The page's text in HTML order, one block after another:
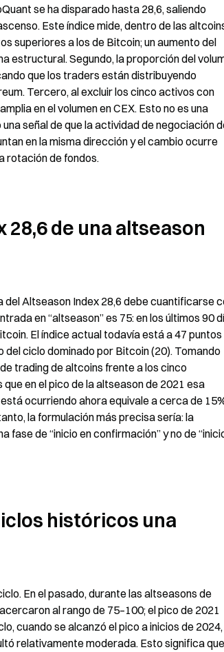
se ha disparado hasta 28,6, saliendo
Este índice mide, dentro de las
superiores a los de Bitcoin; un aumento del
estructural. Segundo, la proporción del
que los traders están distribuyendo
Tercero, al excluir los cinco activos con
en el volumen en CEX. Esto no es una
señal de que la actividad de negociación
en la misma dirección y el cambio ocurre
rotación de fondos.
28,6 de una altseason
del Altseason Index 28,6 debe cuantificarse
en “altseason” es 75: en los últimos 90
El índice actual todavía está a 47
ciclo dominado por Bitcoin (20). Tomando
trading de altcoins frente a los cinco
en el pico de la altseason de 2021 esa
ocurriendo ahora equivale a cerca de
la formulación más precisa sería: la
de “inicio en confirmación” y no de
históricos una
En el pasado, durante las altseasons de
al rango de 75–100; el pico de 2021
cuando se alcanzó el pico a inicios de
relativamente moderada. Esto significa